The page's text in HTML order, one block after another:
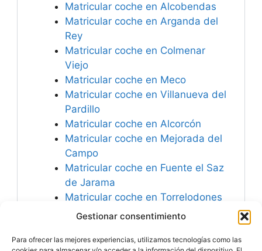
Gestionar consentimiento
Para ofrecer las mejores experiencias, utilizamos tecnologías como las
Matricular coche en Alcobendas
Matricular coche en Arganda del
Rey
Matricular coche en Colmenar
Viejo
Matricular coche en Meco
Matricular coche en Villanueva del
Pardillo
Matricular coche en Alcorcón
Matricular coche en Mejorada del
Campo
Matricular coche en Fuente el Saz
de Jarama
Matricular coche en Torrelodones
Matricular coche en Brunete
de Jarama